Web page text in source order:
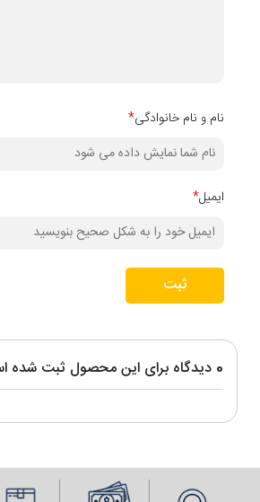
0 دیدگاه برای این محصول ثبت شده است
نام و نام خانوادگی*
ایمیل*
ثبت